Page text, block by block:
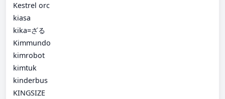
Kestrel orc
kiasa
kika=ざる
Kimmundo
kimrobot
kimtuk
kinderbus
KINGSIZE